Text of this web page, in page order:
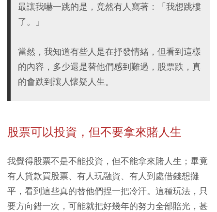
最讓我嚇一跳的是，竟然有人寫著：「我想跳樓
了。」
當然，我知道有些人是在抒發情緒，但看到這樣
的內容，多少還是替他們感到難過，股票跌，真
的會跌到讓人懷疑人生。
股票可以投資，但不要拿來賭人生
我覺得股票不是不能投資，但不能拿來賭人生；畢竟
有人貸款買股票、有人玩融資、有人到處借錢想攤
平，看到這些真的替他們捏一把冷汗。這種玩法，只
要方向錯一次，可能就把好幾年的努力全部賠光，甚